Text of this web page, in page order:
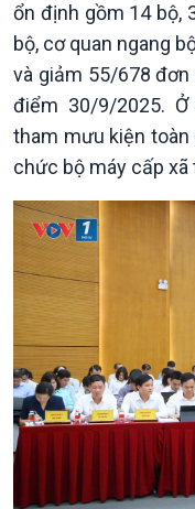
Kinh tế
Tin Kinh tế
Trước giờ mở cửa
Dòng chảy Kinh tế
Sức sống hàng Việt
ổn định gồm 14 bộ,
bộ, cơ quan ngang
và giảm 55/678
điểm 30/9/2025.
tham mưu kiện
chức bộ máy cấp